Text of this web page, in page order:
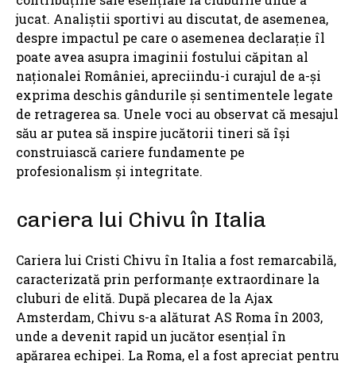
jucat. Analiștii sportivi au discutat, de asemenea,
despre impactul pe care o asemenea declarație îl
poate avea asupra imaginii fostului căpitan al
naționalei României, apreciindu-i curajul de a-și
exprima deschis gândurile și sentimentele legate
de retragerea sa. Unele voci au observat că mesajul
său ar putea să inspire jucătorii tineri să își
construiască cariere fundamente pe
profesionalism și integritate.
cariera lui Chivu în Italia
Cariera lui Cristi Chivu în Italia a fost remarcabilă,
caracterizată prin performanțe extraordinare la
cluburi de elită. După plecarea de la Ajax
Amsterdam, Chivu s-a alăturat AS Roma în 2003,
unde a devenit rapid un jucător esențial în
apărarea echipei. La Roma, el a fost apreciat pentru